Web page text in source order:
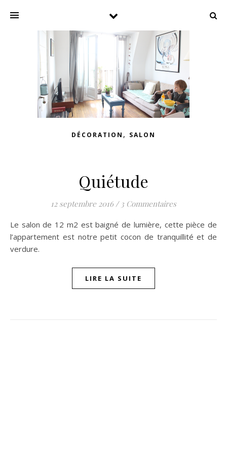
DÉCORATION , SALON
Quiétude
12 septembre 2016 / 3 Commentaires
Le salon de 12 m2 est baigné de lumière, cette pièce de
l’appartement est notre petit cocon de tranquillité et de
verdure.
LIRE LA SUITE